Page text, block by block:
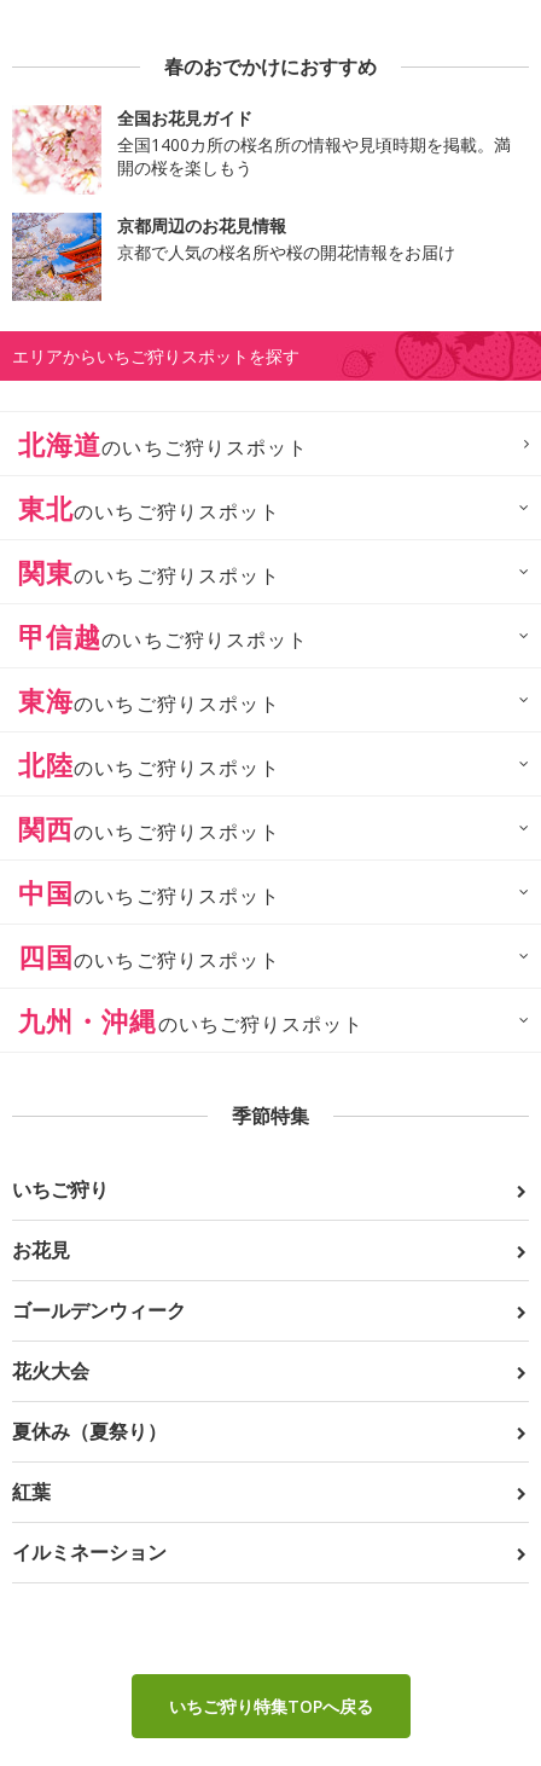
春のおでかけにおすすめ
全国お花見ガイド
全国1400カ所の桜名所の情報や見頃時期を掲載。満
開の桜を楽しもう
京都周辺のお花見情報
京都で人気の桜名所や桜の開花情報をお届け
エリアからいちご狩りスポットを探す
北海道のいちご狩りスポット
東北のいちご狩りスポット
関東のいちご狩りスポット
甲信越のいちご狩りスポット
東海のいちご狩りスポット
北陸のいちご狩りスポット
関西のいちご狩りスポット
中国のいちご狩りスポット
四国のいちご狩りスポット
九州・沖縄のいちご狩りスポット
季節特集
いちご狩り
お花見
ゴールデンウィーク
花火大会
夏休み（夏祭り）
紅葉
イルミネーション
いちご狩り特集TOPへ戻る